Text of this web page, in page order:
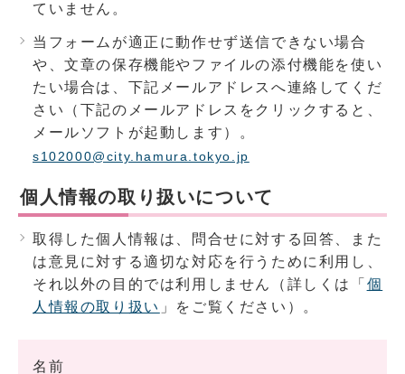
ていません。
当フォームが適正に動作せず送信できない場合
や、文章の保存機能やファイルの添付機能を使い
たい場合は、下記メールアドレスへ連絡してくだ
さい（下記のメールアドレスをクリックすると、
メールソフトが起動します）。
s102000@city.hamura.tokyo.jp
個人情報の取り扱いについて
取得した個人情報は、問合せに対する回答、また
は意見に対する適切な対応を行うために利用し、
それ以外の目的では利用しません（詳しくは「 個
人情報の取り扱い 」をご覧ください）。
名前